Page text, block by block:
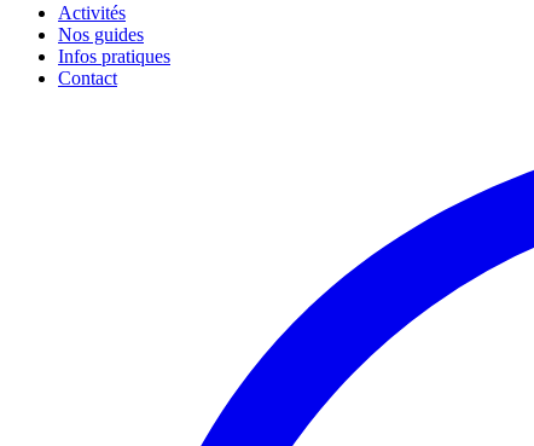
Activités
Nos guides
Infos pratiques
Contact